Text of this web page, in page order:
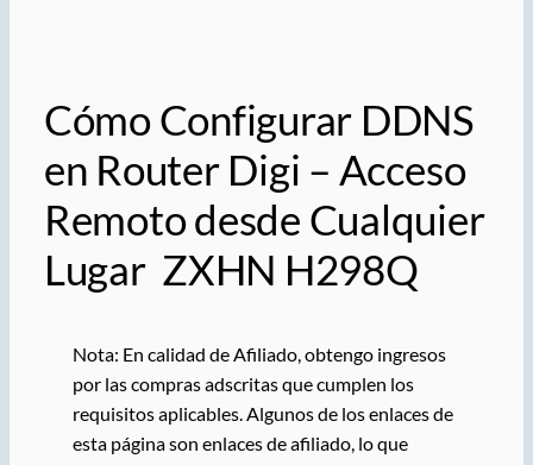
Cómo Configurar DDNS
en Router Digi – Acceso
Remoto desde Cualquier
Lugar ZXHN H298Q
Nota: En calidad de Afiliado, obtengo ingresos
por las compras adscritas que cumplen los
requisitos aplicables. Algunos de los enlaces de
esta página son enlaces de afiliado, lo que